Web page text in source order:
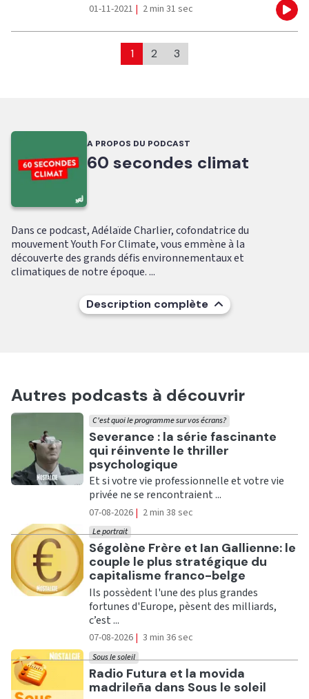
01-11-2021 | 2 min 31 sec
1 2 3
A PROPOS DU PODCAST
60 secondes climat
Dans ce podcast, Adélaïde Charlier, cofondatrice du
mouvement Youth For Climate, vous emmène à la
découverte des grands défis environnementaux et
climatiques de notre époque. ...
Description complète
Autres podcasts à découvrir
Ecouter
Severance : la série fascinante
qui réinvente le thriller
psychologique
C'est quoi le programme sur vos écrans?
Et si votre vie professionnelle et votre vie
privée ne se rencontraient ...
07-08-2026 | 2 min 38 sec
Ecouter
Ségolène Frère et Ian Gallienne: le
couple le plus stratégique du
capitalisme franco-belge
Le portrait
Ils possèdent l'une des plus grandes
fortunes d'Europe, pèsent des milliards,
c’est ...
07-08-2026 | 3 min 36 sec
Ecouter
Radio Futura et la movida
madrileña dans Sous le soleil
Sous le soleil